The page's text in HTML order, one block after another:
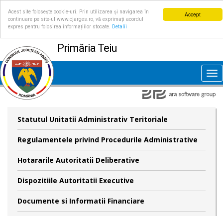
Accept
Acest site folosește cookie-uri. Prin utilizarea și navigarea în
continuare pe site-ul www.cjarges.ro, vă exprimați acordul
expres pentru folosirea informațiilor stocate.
Detalii
Primăria Teiu
Statutul Unitatii Administrativ Teritoriale
Regulamentele privind Procedurile Administrative
Hotararile Autoritatii Deliberative
Dispozitiile Autoritatii Executive
Documente si Informatii Financiare